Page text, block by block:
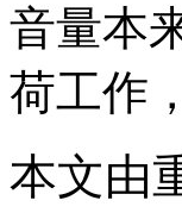
音量本
荷工作
本文由